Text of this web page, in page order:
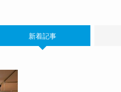
新着記事